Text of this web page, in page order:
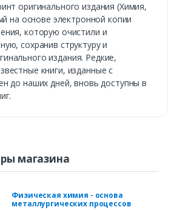
оригинального издания (Химия,
на основе электронной копии
которую очистили и
сохранив структуру и
издания. Редкие,
книги, изданные с
до наших дней, вновь доступны в
магазина
Физическая химия - основа
металлургических процессов